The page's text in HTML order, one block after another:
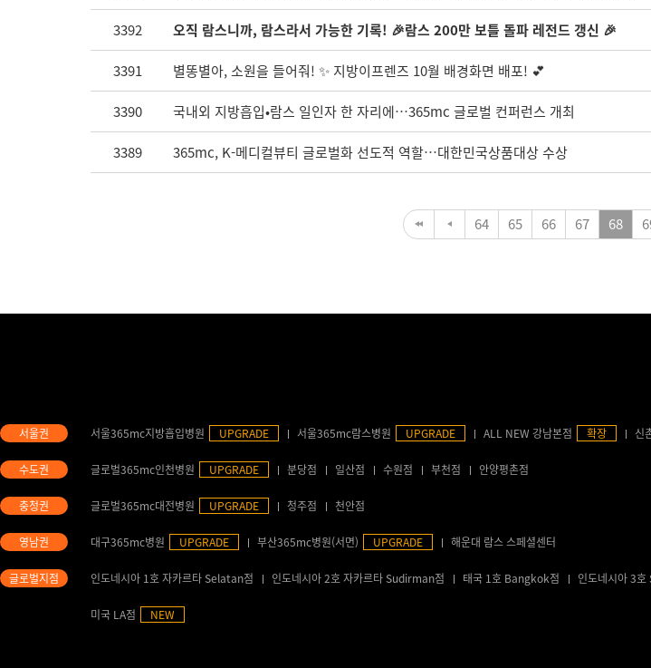
3392 오직 람스니까, 람스라서 가능한 기록! 🎉람스 200만 보틀 돌파 레전드 갱신 🎉
3391 별똥별아, 소원을 들어줘! ✨ 지방이프렌즈 10월 배경화면 배포! 💕
3390 국내외 지방흡입•람스 일인자 한 자리에…365mc 글로벌 컨퍼런스 개최
3389 365mc, K-메디컬뷰티 글로벌화 선도적 역할…대한민국상품대상 수상
64 65 66 67 68
서울365mc지방흡입병원 UPGRADE 서울365mc람스병원 UPGRADE ALL NEW 강남본점 확장 신
글로벌365mc인천병원 UPGRADE 분당점 일산점 수원점 부천점 안양평촌점
글로벌365mc대전병원 UPGRADE 청주점 천안점
대구365mc병원 UPGRADE 부산365mc병원(서면) UPGRADE 해운대 람스 스페셜센터
인도네시아 1호 자카르타 Selatan점 인도네시아 2호 자카르타 Sudirman점 태국 1호 Bangkok점 인도네시아 3
미국 LA점 NEW